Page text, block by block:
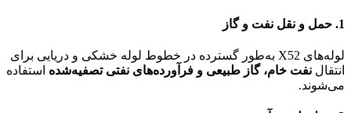
1. حمل و نقل نفت و گاز
لوله‌های X52 به‌طور گسترده در خطوط لوله خشکی و دریایی برای
انتقال نفت خام، گاز طبیعی و فرآورده‌های نفتی تصفیه‌شده استفاده
می‌شوند.